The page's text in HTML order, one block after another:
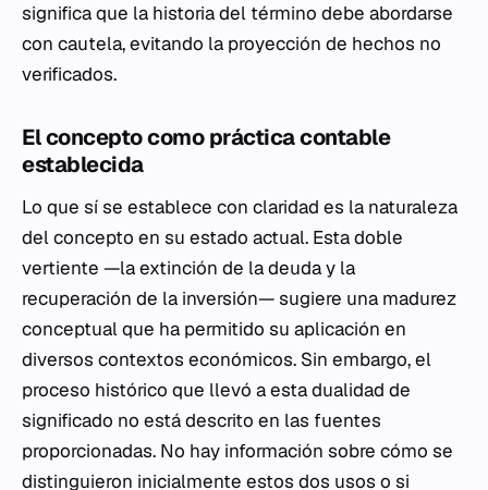
significa que la historia del término debe abordarse
con cautela, evitando la proyección de hechos no
verificados.
El concepto como práctica contable
establecida
Lo que sí se establece con claridad es la naturaleza
del concepto en su estado actual. Esta doble
vertiente —la extinción de la deuda y la
recuperación de la inversión— sugiere una madurez
conceptual que ha permitido su aplicación en
diversos contextos económicos. Sin embargo, el
proceso histórico que llevó a esta dualidad de
significado no está descrito en las fuentes
proporcionadas. No hay información sobre cómo se
distinguieron inicialmente estos dos usos o si